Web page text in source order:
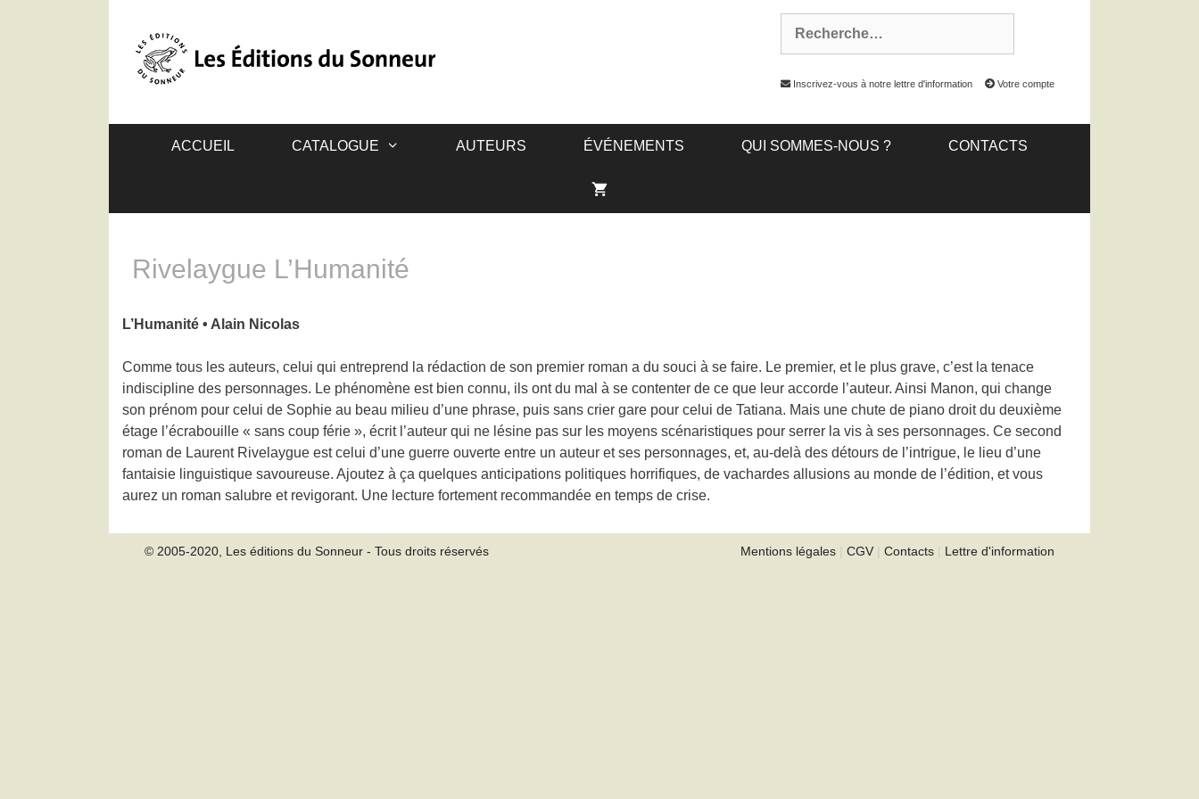
Inscrivez-vous à notre lettre d'information Votre compte
ACCUEIL CATALOGUE AUTEURS ÉVÉNEMENTS QUI SOMMES-NOUS ? CONTACTS
Rivelaygue L’Humanité
L’Humanité • Alain Nicolas
Comme tous les auteurs, celui qui entreprend la rédaction de son premier roman a du souci à se faire. Le premier, et le plus grave, c’est la tenace
indiscipline des personnages. Le phénomène est bien connu, ils ont du mal à se contenter de ce que leur accorde l’auteur. Ainsi Manon, qui change
son prénom pour celui de Sophie au beau milieu d’une phrase, puis sans crier gare pour celui de Tatiana. Mais une chute de piano droit du deuxième
étage l’écrabouille « sans coup férie », écrit l’auteur qui ne lésine pas sur les moyens scénaristiques pour serrer la vis à ses personnages. Ce second
roman de Laurent Rivelaygue est celui d’une guerre ouverte entre un auteur et ses personnages, et, au-delà des détours de l’intrigue, le lieu d’une
fantaisie linguistique savoureuse. Ajoutez à ça quelques anticipations politiques horrifiques, de vachardes allusions au monde de l’édition, et vous
aurez un roman salubre et revigorant. Une lecture fortement recommandée en temps de crise.
© 2005-2020, Les éditions du Sonneur - Tous droits réservés Mentions légales CGV Contacts Lettre d'information